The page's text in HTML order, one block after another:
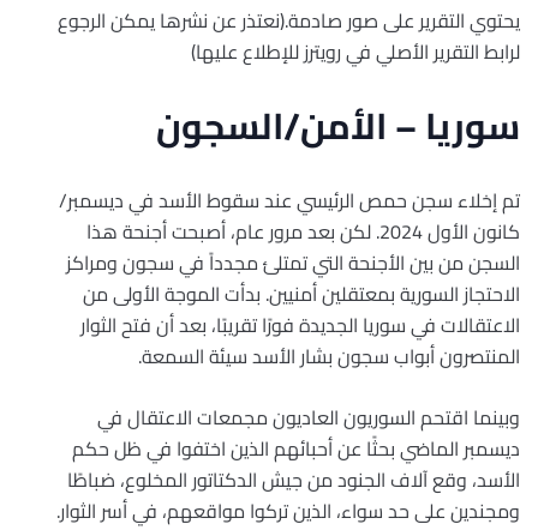
يحتوي التقرير على صور صادمة.(نعتذر عن نشرها يمكن الرجوع
لرابط التقرير الأصلي في رويترز للإطلاع عليها)
سوريا – الأمن/السجون
تم إخلاء سجن حمص الرئيسي عند سقوط الأسد في ديسمبر/
كانون الأول 2024. لكن بعد مرور عام، أصبحت أجنحة هذا
السجن من بين الأجنحة التي تمتلئ مجدداً في سجون ومراكز
الاحتجاز السورية بمعتقلين أمنيين. بدأت الموجة الأولى من
الاعتقالات في سوريا الجديدة فورًا تقريبًا، بعد أن فتح الثوار
المنتصرون أبواب سجون بشار الأسد سيئة السمعة.
وبينما اقتحم السوريون العاديون مجمعات الاعتقال في
ديسمبر الماضي بحثًا عن أحبائهم الذين اختفوا في ظل حكم
الأسد، وقع آلاف الجنود من جيش الدكتاتور المخلوع، ضباطًا
ومجندين على حد سواء، الذين تركوا مواقعهم، في أسر الثوار.